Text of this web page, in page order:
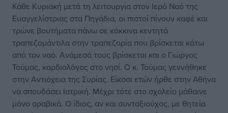
Κάθε Κυριακή μετά τη λειτουργία στον Ιερό Ναό της
Ευαγγελίστριας στα Πηγάδια, οι πιστοί πίνουν καφέ και
τρώνε βουτήματα πάνω σε κόκκινα κεντητά
τραπεζομάντιλα στην τραπεζαρία που βρίσκεται κάτω
από τον ναό. Ανάμεσά τους βρίσκεται και ο Γιώργος
Τούμας, καρδιολόγος στο νησί. Ο κ. Τούμας γεννήθηκε
στην Αντιόχεια της Συρίας. Είκοσι ετών ήρθε στην Αθήνα
να σπουδάσει Ιατρική. Μέχρι τότε στο σχολείο μάθαινε
μόνο αραβικά. Ο ίδιος, αν και συνταξιούχος, με θητεία